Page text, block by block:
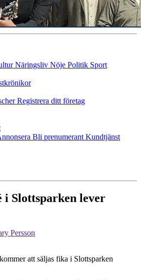
Näringsliv Nöje Politik Sport
Registrera ditt företag
Bli prenumerant Kundtjänst
i Slottsparken lever
Persson
att säljas fika i Slottsparken